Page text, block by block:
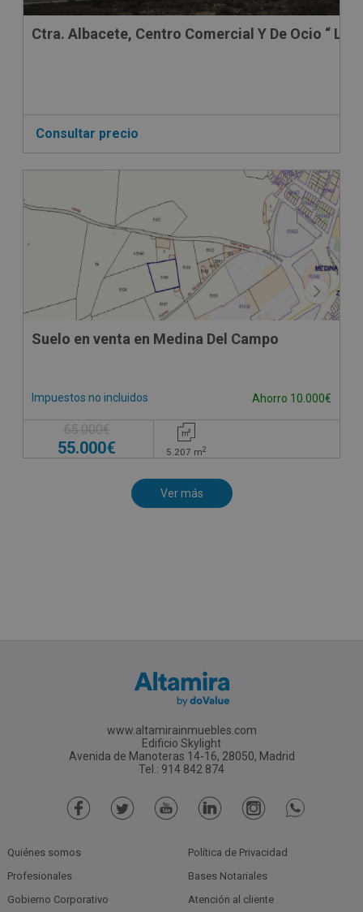
Ctra. Albacete, Centro Comercial Y De
Consultar precio
Suelo en venta en Medina Del Campo
Impuestos no incluidos Ahorro 10.000€
65.000€
55.000€ 5.207 m2
www.altamirainmuebles.com
Edificio Skylight
Avenida de Manoteras 14-16, 28050, Madrid
Tel.: 914 842 874
Quiénes somos
Profesionales
Gobierno Corporativo
Política de Privacidad
Bases Notariales
Atención al cliente